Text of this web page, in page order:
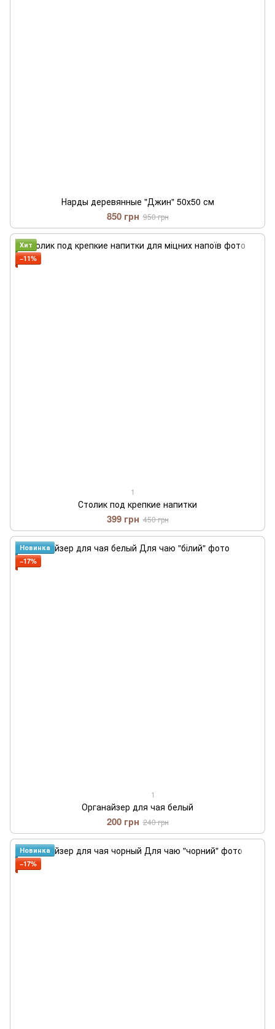
Нарды деревянные "Джин" 50х50 см
850 грн 950 грн
Хит
−11%
1
Столик под крепкие напитки
399 грн 450 грн
Новинка
−17%
1
Органайзер для чая белый
200 грн 240 грн
Новинка
−17%